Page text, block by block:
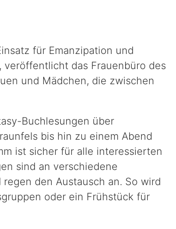
für Emanzipation und
das Frauenbüro des
und Mädchen, die zwischen
Buchlesungen über
bis hin zu einem Abend
ist sicher für alle interessierten
sind an verschiedene
den Austausch an. So wird
oder ein Frühstück für